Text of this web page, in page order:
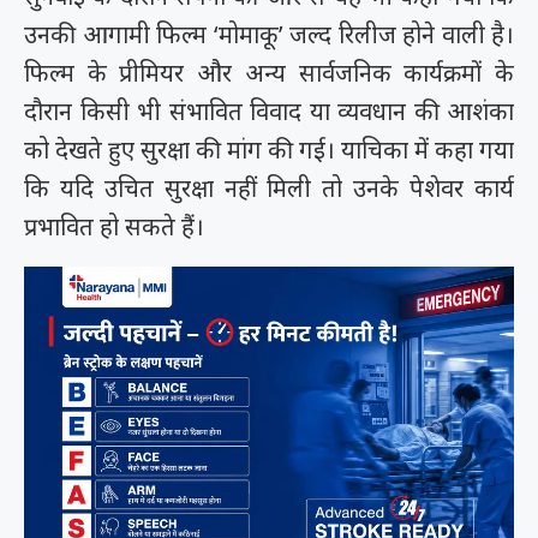
उनकी आगामी फिल्म ‘मोमाकू’ जल्द रिलीज होने वाली है।
फिल्म के प्रीमियर और अन्य सार्वजनिक कार्यक्रमों के
दौरान किसी भी संभावित विवाद या व्यवधान की आशंका
को देखते हुए सुरक्षा की मांग की गई। याचिका में कहा गया
कि यदि उचित सुरक्षा नहीं मिली तो उनके पेशेवर कार्य
प्रभावित हो सकते हैं।